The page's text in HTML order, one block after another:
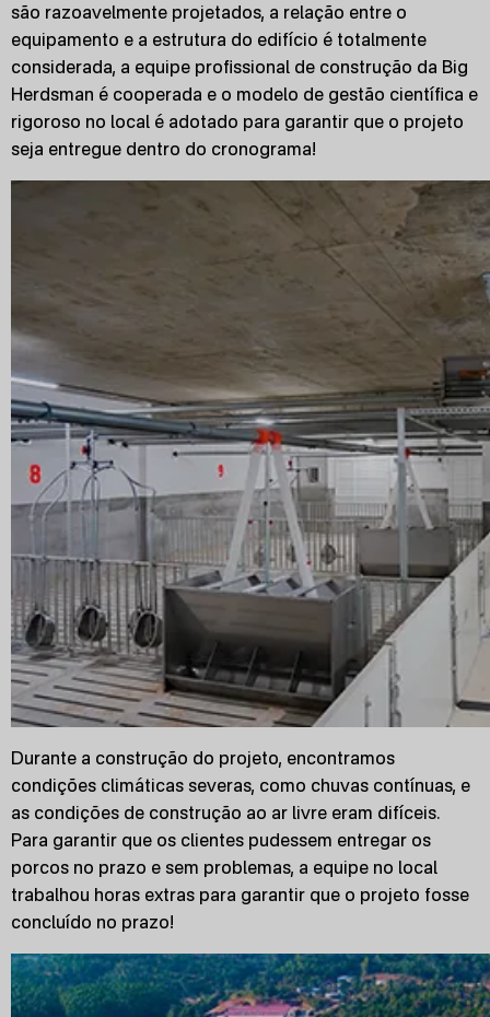
são razoavelmente projetados, a relação entre o
equipamento e a estrutura do edifício é totalmente
considerada, a equipe profissional de construção da Big
Herdsman é cooperada e o modelo de gestão científica e
rigoroso no local é adotado para garantir que o projeto
seja entregue dentro do cronograma!
Durante a construção do projeto, encontramos
condições climáticas severas, como chuvas contínuas, e
as condições de construção ao ar livre eram difíceis.
Para garantir que os clientes pudessem entregar os
porcos no prazo e sem problemas, a equipe no local
trabalhou horas extras para garantir que o projeto fosse
concluído no prazo!